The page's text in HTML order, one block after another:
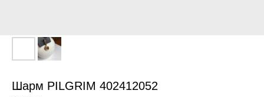
Шарм PILGRIM 402412052